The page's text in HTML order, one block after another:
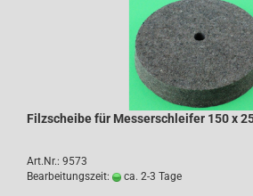
Filzscheibe für Messerschleifer 150 x
Art.Nr.: 9573
Bearbeitungszeit:
ca. 2-3 Tage